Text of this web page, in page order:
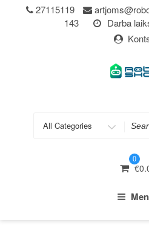
27115119
143
Darba
0
€